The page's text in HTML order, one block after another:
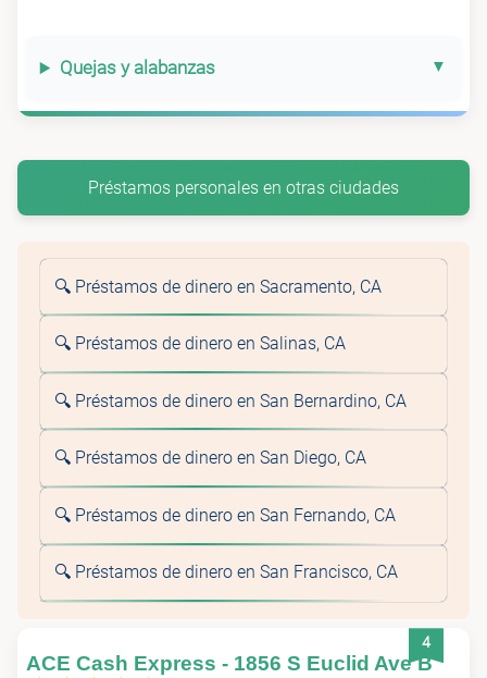
Quejas y alabanzas
Préstamos personales en otras ciudades
🔍 Préstamos de dinero en Sacramento, CA
🔍 Préstamos de dinero en Salinas, CA
🔍 Préstamos de dinero en San Bernardino, CA
🔍 Préstamos de dinero en San Diego, CA
🔍 Préstamos de dinero en San Fernando, CA
🔍 Préstamos de dinero en San Francisco, CA
4
ACE Cash Express - 1856 S Euclid Ave B